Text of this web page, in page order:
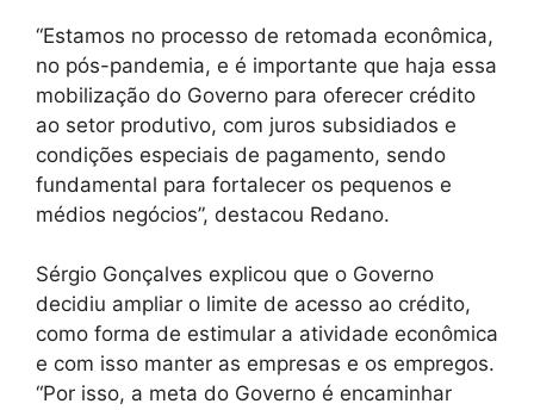
“Estamos no processo de retomada econômica,
no pós-pandemia, e é importante que haja essa
mobilização do Governo para oferecer crédito
ao setor produtivo, com juros subsidiados e
condições especiais de pagamento, sendo
fundamental para fortalecer os pequenos e
médios negócios”, destacou Redano.
Sérgio Gonçalves explicou que o Governo
decidiu ampliar o limite de acesso ao crédito,
como forma de estimular a atividade econômica
e com isso manter as empresas e os empregos.
“Por isso, a meta do Governo é encaminhar